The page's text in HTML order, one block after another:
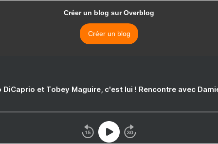
Créer un blog sur Overblog
Créer un blog
DiCaprio et Tobey Maguire, c'est lui ! Rencontre avec